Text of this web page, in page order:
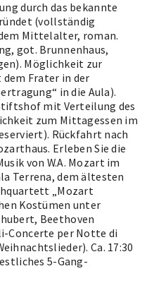
durch das bekannte
(vollständig
Mittelalter, roman.
got. Brunnenhaus,
Möglichkeit zur
Frater in der
in die Aula).
mit Verteilung des
zum Mittagessen im
Rückfahrt nach
Erleben Sie die
von W.A. Mozart im
Terrena, dem ältesten
„Mozart
Kostümen unter
Beethoven
Concerte per Notte di
Ca. 17:30
5-Gang-